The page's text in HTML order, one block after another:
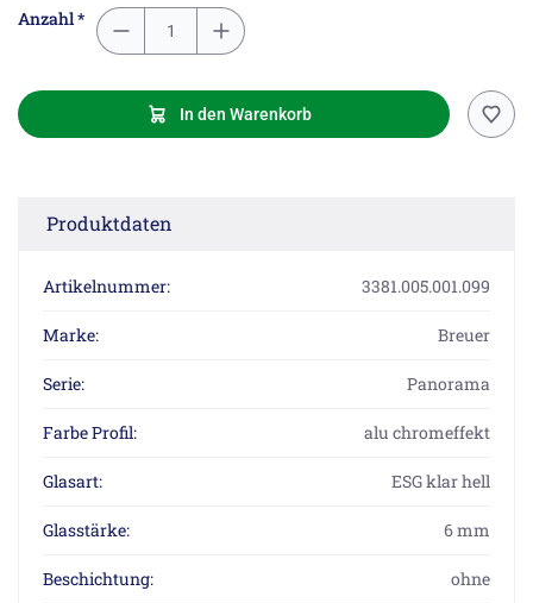
Anzahl *
In den Warenkorb
Produktdaten
Artikelnummer: 3381.005.001.099
Marke: Breuer
Serie: Panorama
Farbe Profil: alu chromeffekt
Glasart: ESG klar hell
Glasstärke: 6 mm
Beschichtung: ohne